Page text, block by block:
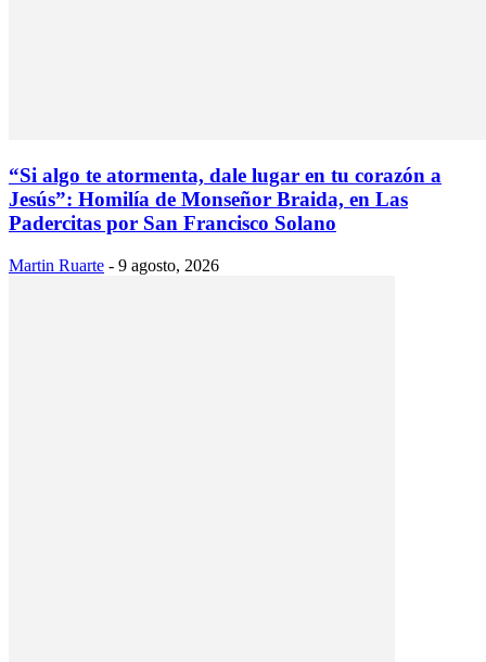
“Si algo te atormenta, dale lugar en tu corazón a
Jesús”: Homilía de Monseñor Braida, en Las
Padercitas por San Francisco Solano
Martin Ruarte - 9 agosto, 2026